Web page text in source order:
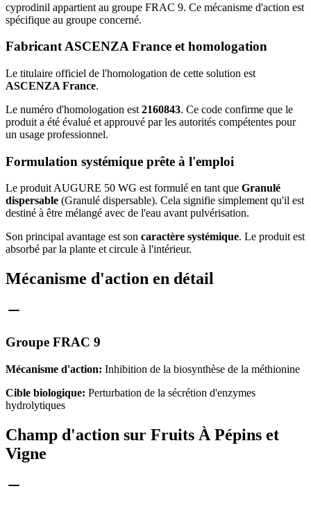
cyprodinil appartient au groupe FRAC 9. Ce mécanisme d'action est
spécifique au groupe concerné.
Fabricant ASCENZA France et homologation
Le titulaire officiel de l'homologation de cette solution est
ASCENZA France.
Le numéro d'homologation est 2160843. Ce code confirme que le
produit a été évalué et approuvé par les autorités compétentes pour
un usage professionnel.
Formulation systémique prête à l'emploi
Le produit AUGURE 50 WG est formulé en tant que Granulé
dispersable (Granulé dispersable). Cela signifie simplement qu'il est
destiné à être mélangé avec de l'eau avant pulvérisation.
Son principal avantage est son caractère systémique. Le produit est
absorbé par la plante et circule à l'intérieur.
Mécanisme d'action en détail
Groupe FRAC 9
Mécanisme d'action: Inhibition de la biosynthèse de la méthionine
Cible biologique: Perturbation de la sécrétion d'enzymes
hydrolytiques
Champ d'action sur Fruits À Pépins et
Vigne